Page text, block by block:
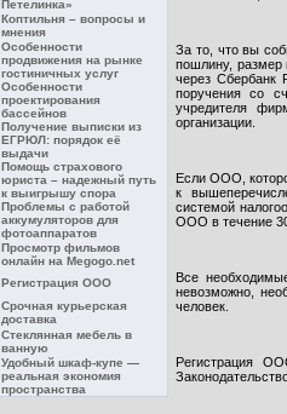
Петелинка»
Коптильня – вопросы и
мнения
Особенности
продвижения на рынке
гостиничных услуг
Особенности
проектирования
бассейнов
Получение выписки из
ЕГРЮЛ: порядок её
выдачи
Помощь страхового
юриста – надежный путь
к выигрышу спора
Проблемы с работой
аккумуляторов для
фотоаппаратов
Просмотр фильмов
онлайн на Megogo.net
Регистрация ООО
Срочная курьерская
доставка
Стеклянная мебель в
ванную
Удобный шкаф-купе —
реальная экономия
пространства
За то, что вы
пошлину, размер
через Сбербанк
поручения со
учредителя
организации.
Если ООО,
к
системой
ООО в течение
Все
невозможно,
человек.
Регистрация